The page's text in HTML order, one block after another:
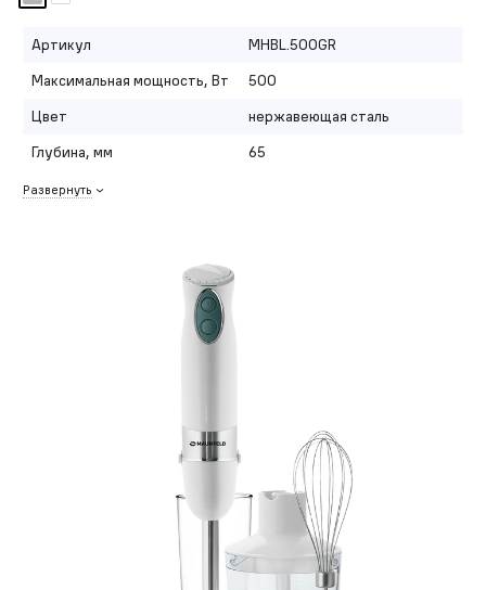
Артикул
MHBL.500GR
Максимальная мощность, Вт
500
Цвет
нержавеющая сталь
Глубина, мм
65
Развернуть